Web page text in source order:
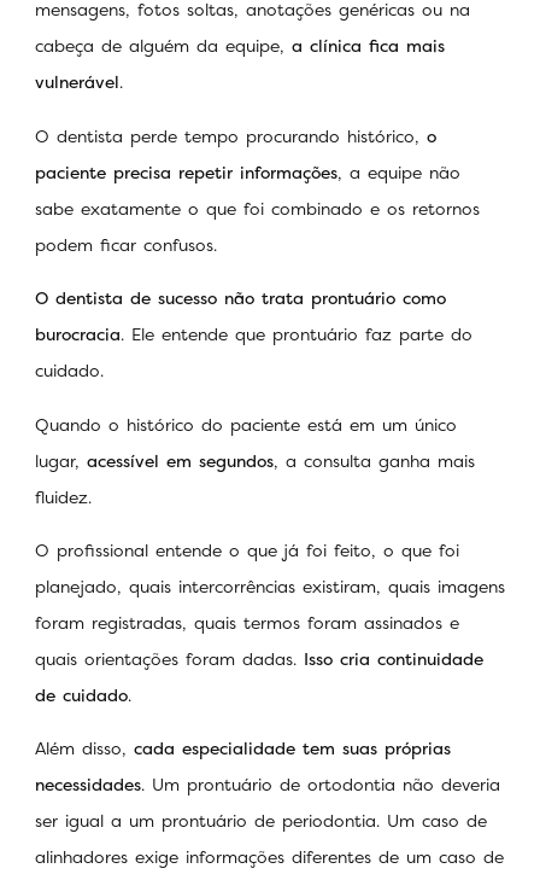
mensagens, fotos soltas, anotações genéricas ou na
cabeça de alguém da equipe, a clínica fica mais
vulnerável.
O dentista perde tempo procurando histórico, o
paciente precisa repetir informações, a equipe não
sabe exatamente o que foi combinado e os retornos
podem ficar confusos.
O dentista de sucesso não trata prontuário como
burocracia. Ele entende que prontuário faz parte do
cuidado.
Quando o histórico do paciente está em um único
lugar, acessível em segundos, a consulta ganha mais
fluidez.
O profissional entende o que já foi feito, o que foi
planejado, quais intercorrências existiram, quais imagens
foram registradas, quais termos foram assinados e
quais orientações foram dadas. Isso cria continuidade
de cuidado.
Além disso, cada especialidade tem suas próprias
necessidades. Um prontuário de ortodontia não deveria
ser igual a um prontuário de periodontia. Um caso de
alinhadores exige informações diferentes de um caso de